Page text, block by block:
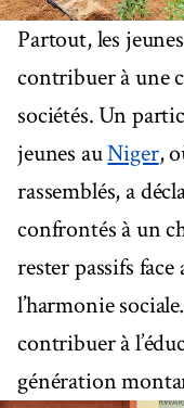
Partout, les
contribuer à une
sociétés. Un
jeunes auNiger,
rassemblés, a
confrontés à un
rester passifs
l’harmonie
contribuer à
génération